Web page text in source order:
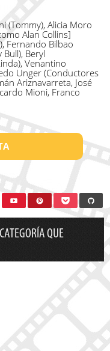
(Tommy), Alicia Moro
Alan Collins]
Fernando Bilbao
Beryl
Venantino
Unger (Conductores
Ariznavarreta, José
Mioni, Franco
QUE